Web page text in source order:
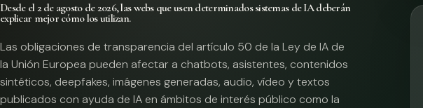
Desde el 2 de agosto de 2026, las webs que usen determinados sistemas de IA deberán
explicar mejor cómo los utilizan.
Las obligaciones de transparencia del artículo 50 de la Ley de IA de
la Unión Europea pueden afectar a chatbots, asistentes, contenidos
sintéticos, deepfakes, imágenes generadas, audio, vídeo y textos
publicados con ayuda de IA en ámbitos de interés público como la